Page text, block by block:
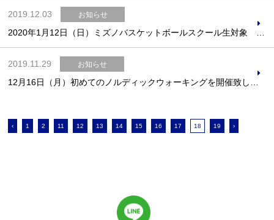
2019.12.03 お知らせ
2019.11.29 お知らせ
‹ 1 2 11 12 13 14 15 16 17 18 19 ›